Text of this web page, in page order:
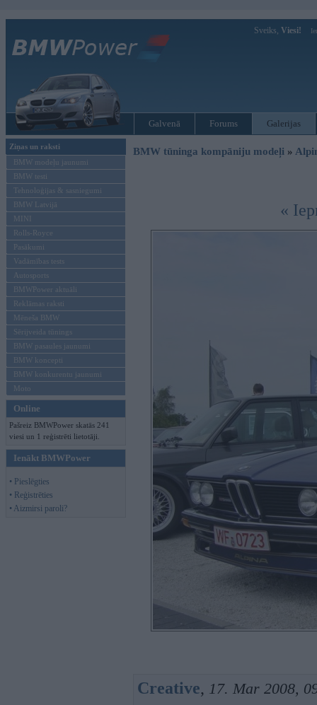
Sveiks, Viesi!
Galvenā Forums Galerijas
Ziņas un raksti
BMW modeļu jaunumi
BMW testi
Tehnoloģijas & sasniegumi
BMW Latvijā
MINI
Rolls-Royce
Pasākumi
Vadāmības tests
Autosports
BMWPower aktuāli
Reklāmas raksti
Mēneša BMW
Sērijveida tūnings
BMW pasaules jaunumi
BMW koncepti
BMW konkurentu jaunumi
Moto
Online
Pašreiz BMWPower skatās 241
viesi un 1 reģistrēti lietotāji.
Ienākt BMWPower
• Pieslēgties
• Reģistrēties
• Aizmirsi paroli?
BMW tūninga kompāniju modeļi »
«
Creative, 17. Mar 2008,